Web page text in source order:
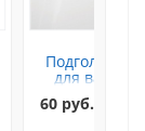
Подголовник
для ванны
Besco Uni
60 руб. * 1